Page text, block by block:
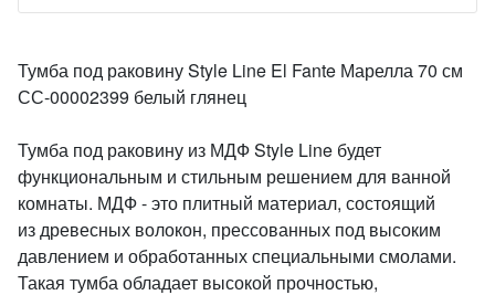
Тумба под раковину Style Line El Fante Марелла 70 см
СС-00002399 белый глянец
Тумба под раковину из МДФ Style Line будет
функциональным и стильным решением для ванной
комнаты. МДФ - это плитный материал, состоящий
из древесных волокон, прессованных под высоким
давлением и обработанных специальными смолами.
Такая тумба обладает высокой прочностью,